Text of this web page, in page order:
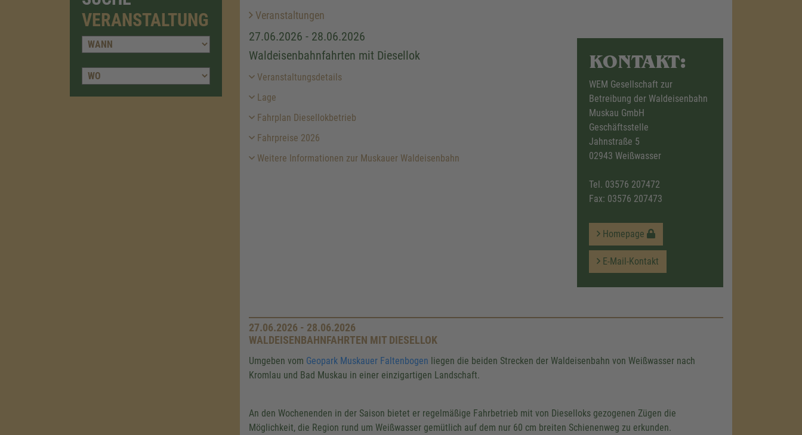
VERANSTALTUNG
Veranstaltungen
27.06.2026 - 28.06.2026
Waldeisenbahnfahrten mit Diesellok
Veranstaltungsdetails
Lage
Fahrplan Diesellokbetrieb
Fahrpreise 2026
Weitere Informationen zur Muskauer Waldeisenbahn
KONTAKT:
WEM Gesellschaft zur
Betreibung der Waldeisenbahn
Muskau GmbH
Geschäftsstelle
Jahnstraße 5
02943 Weißwasser
Tel. 03576 207472
Fax: 03576 207473
Homepage
E-Mail-Kontakt
27.06.2026 - 28.06.2026
WALDEISENBAHNFAHRTEN MIT DIESELLOK
Umgeben vom Geopark Muskauer Faltenbogen liegen die beiden Strecken der Waldeisenbahn von Weißwasser nach
Kromlau und Bad Muskau in einer einzigartigen Landschaft.
An den Wochenenden in der Saison bietet er regelmäßige Fahrbetrieb mit von Dieselloks gezogenen Zügen die
Möglichkeit, die Region rund um Weißwasser gemütlich auf dem nur 60 cm breiten Schienenweg zu erkunden.